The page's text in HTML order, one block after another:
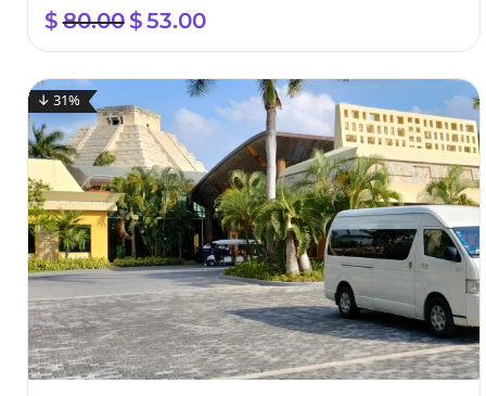
$80.00 El
precio
$80.00.
$53.00El
precio
es:
$53.00.
↓ 31%